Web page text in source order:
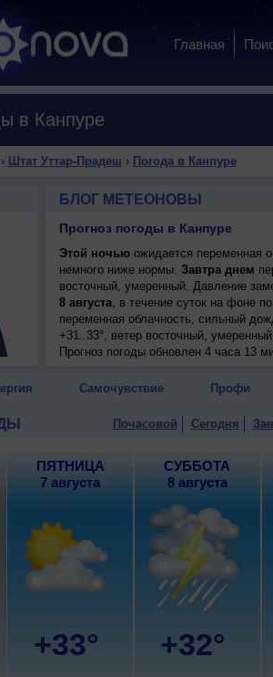
Главная
в Канпуре
› Штат Уттар-Прадеш › Погода в Канпуре
БЛОГ МЕТЕОНОВЫ
Прогноз погоды в Канпуре
Этой ночьюожидается переменная
немного ниже нормы. Завтра днем
восточный, умеренный. Давление
8 августа, в течение суток на фоне
переменная облачность, сильный
+31..33°, ветер восточный,
9 августа, в течение суток на фоне
+33..35°, ветер западный, умеренный.
ночью и днем +28..30°, ветер южный,
Прогноз погоды обновлен 4 часа 13
Самочувствие Профи
Почасовой Сегодня
ПЯТНИЦА
7 августа
+33°
СУББОТА
8 августа
+32°